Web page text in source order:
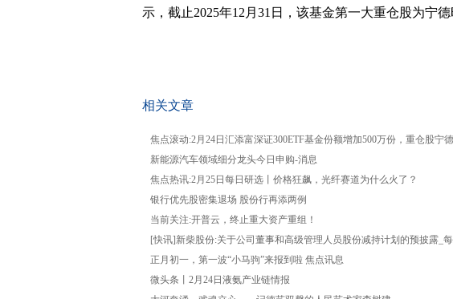
示，截止2025年12月31日，该基金第一大重仓股为宁德
相关文章
焦点滚动:2月24日汇添富深证300ETF基金份额增加500万份，重仓股宁
新能源汽车领域细分龙头今日申购-消息
焦点热讯:2月25日每日研选丨价格狂飙，光纤赛道为什么火了？
银行优先股密集退场 股份行再添两例
当前关注:开普云，终止重大资产重组！
[快讯]新柴股份:关于公司董事和高级管理人员股份减持计划的预披露_
正月初一，第一波“小马驹”来报到啦 焦点讯息
微头条丨2月24日液氨产业链情报